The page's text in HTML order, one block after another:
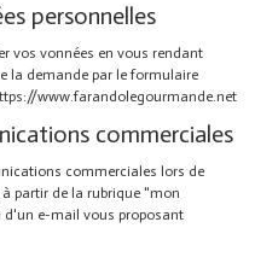
personnelles
vos vonnées en vous rendant
la demande par le formulaire
www.farandolegourmande.net
commerciales
commerciales lors de
partir de la rubrique "mon
d'un e-mail vous proposant